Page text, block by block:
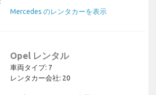
Mercedes のレンタカーを表示
Opel レンタル
車両タイプ: 7
レンタカー会社: 20